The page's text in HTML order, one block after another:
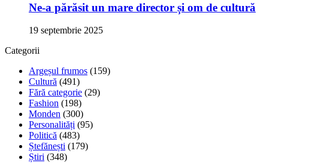
Ne-a părăsit un mare director și om de cultură
19 septembrie 2025
Categorii
Argeșul frumos (159)
Cultură (491)
Fără categorie (29)
Fashion (198)
Monden (300)
Personalități (95)
Politică (483)
Ștefănești (179)
Știri (348)